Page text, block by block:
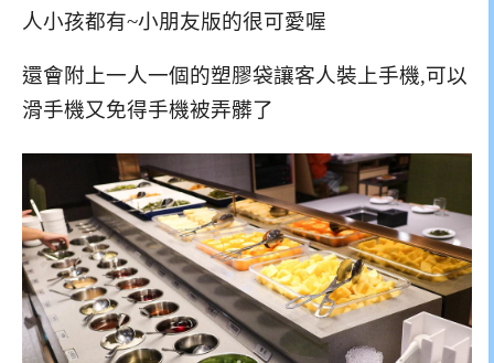
人小孩都有~小朋友版的很可愛喔
還會附上一人一個的塑膠袋讓客人裝上手機,可以
滑手機又免得手機被弄髒了